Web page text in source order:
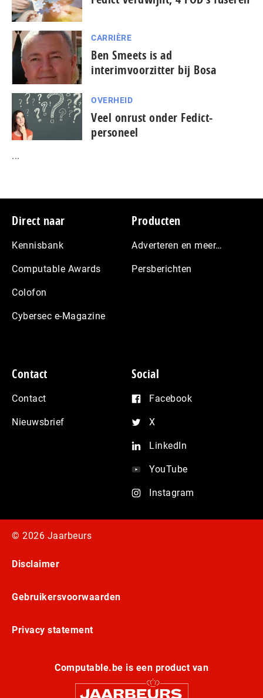
CARRIÈRE
Ben Smeets is ad
interimvoorzitter bij Bosa
OVERHEID
Veel onrust onder Fedict-
personeel
...
Footer
Direct naar
Kennisbank
Computable Awards
Colofon
Cybersec e-Magazine
Producten
Adverteren en meer…
Persberichten
Contact
Contact
Nieuwsbrief
Social
Facebook
X
LinkedIn
YouTube
Instagram
© 2026 Jaarbeurs
Disclaimer
Gebruikersvoorwaarden
Privacy statement
Computable.be is een product van